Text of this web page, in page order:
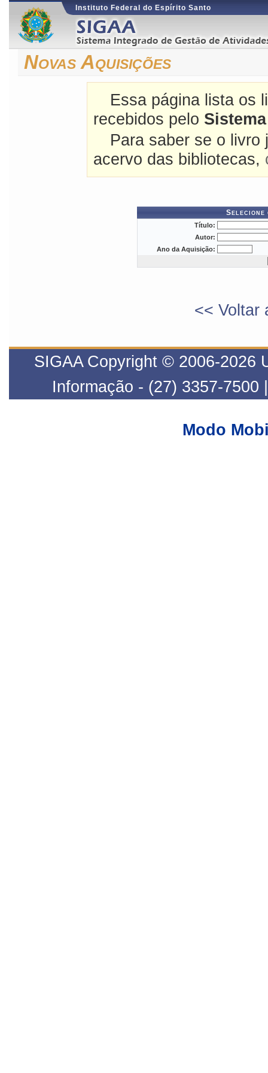
Instituto Federal do Espírito Santo
Novas Aquisições
Essa página lista os
recebidos pelo
Para saber se o
acervo das bibliotecas,
Selecione
Título:
Autor:
Ano da Aquisição:
<< Voltar
SIGAA Copyright © 2006-2026
Informação - (27) 3357-
Modo